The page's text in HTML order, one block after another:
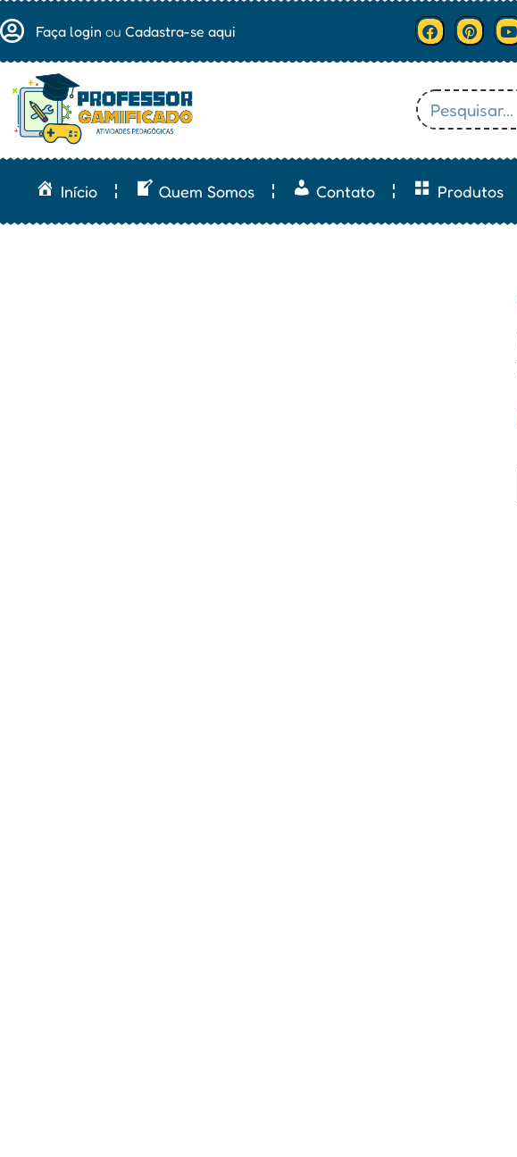
Faça login ou Cadastra-se aqui
Início Quem Somos Contato Produtos